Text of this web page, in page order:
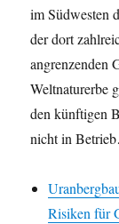
im Südwesten
der dort
angrenzenden
Weltnaturerbe
den künftigen
nicht in
Risiken für